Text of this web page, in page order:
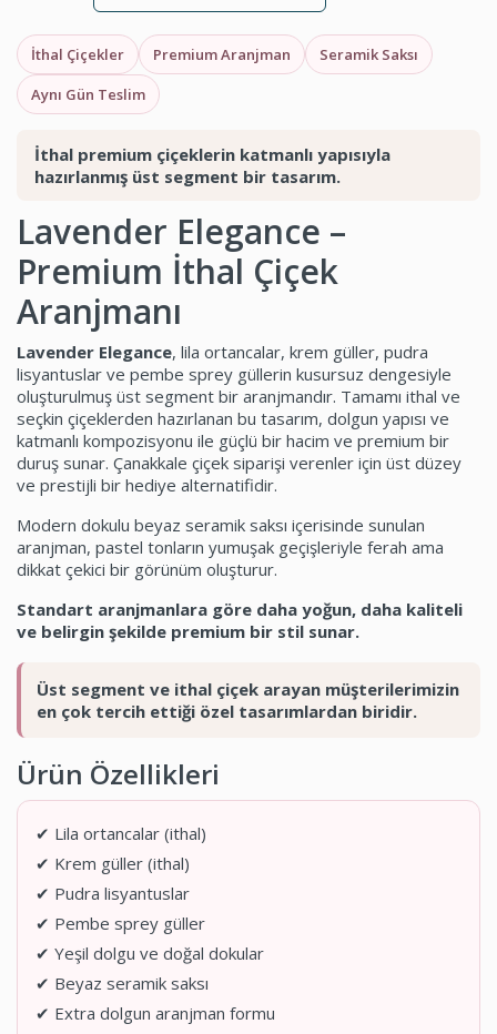
İthal Çiçekler Premium Aranjman
Seramik Saksı
Aynı Gün Teslim
İthal premium çiçeklerin katmanlı yapısıyla
hazırlanmış üst segment bir tasarım.
Lavender Elegance –
Premium İthal Çiçek
Aranjmanı
Lavender Elegance, lila ortancalar, krem güller, pudra
lisyantuslar ve pembe sprey güllerin kusursuz dengesiyle
oluşturulmuş üst segment bir aranjmandır. Tamamı ithal ve
seçkin çiçeklerden hazırlanan bu tasarım, dolgun yapısı ve
katmanlı kompozisyonu ile güçlü bir hacim ve premium bir
duruş sunar. Çanakkale çiçek siparişi verenler için üst düzey
ve prestijli bir hediye alternatifidir.
Modern dokulu beyaz seramik saksı içerisinde sunulan
aranjman, pastel tonların yumuşak geçişleriyle ferah ama
dikkat çekici bir görünüm oluşturur.
Standart aranjmanlara göre daha yoğun, daha kaliteli
ve belirgin şekilde premium bir stil sunar.
Üst segment ve ithal çiçek arayan müşterilerimizin
en çok tercih ettiği özel tasarımlardan biridir.
Ürün Özellikleri
✔ Lila ortancalar (ithal)
✔ Krem güller (ithal)
✔ Pudra lisyantuslar
✔ Pembe sprey güller
✔ Yeşil dolgu ve doğal dokular
✔ Beyaz seramik saksı
✔ Extra dolgun aranjman formu